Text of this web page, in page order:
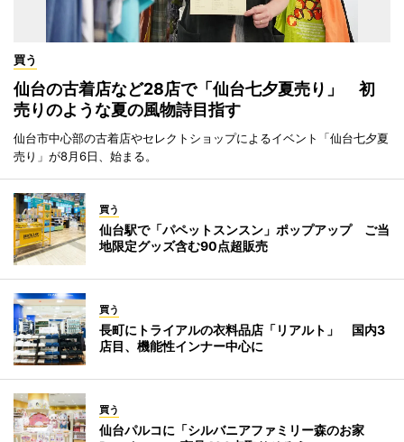
買う
仙台の古着店など28店で「仙台七夕夏売り」 初
売りのような夏の風物詩目指す
仙台市中心部の古着店やセレクトショップによるイベント「仙台七夕夏
売り」が8月6日、始まる。
買う
仙台駅で「パペットスンスン」ポップアップ ご当
地限定グッズ含む90点超販売
買う
長町にトライアルの衣料品店「リアルト」 国内3
店目、機能性インナー中心に
買う
仙台パルコに「シルバニアファミリー森のお家